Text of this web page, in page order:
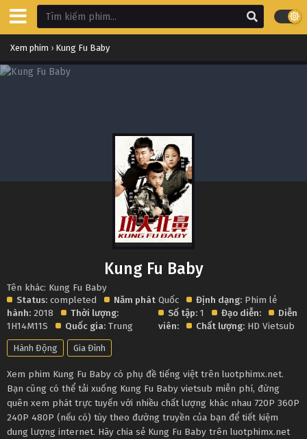
Xem phim › Kung Fu Baby
Kung Fu Baby
Tên khác: Kung Fu Baby
Status: completed
Năm phát
hành: 2018
Thời lượng:
1H14M11S
Quốc gia: Trung
Quốc Định dạng: Phim lẻ
Số tập: 1 Đạo diễn:
Diễn
viên:
Chất lượng: HD Vietsub
Hành Động Gia Đình
Xem phim Kung Fu Baby có phụ đề tiếng việt trên luotphimx.net.
Bạn cũng có thể tải xuống Kung Fu Baby vietsub miễn phí, đừng
quên xem phát trực tuyến với nhiều chất lượng khác nhau 720P 360P
240P 480P (nếu có) tùy theo đường truyền của bạn để tiết kiệm
dung lượng internet. Hãy chia sẻ Kung Fu Baby trên luotphimx.net